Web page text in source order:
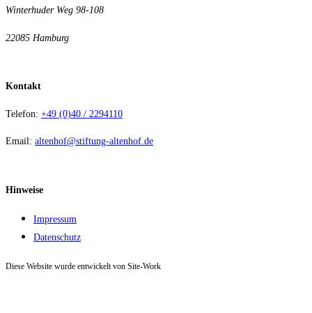
Winterhuder Weg 98-108
22085 Hamburg
Kontakt
Telefon: +49 (0)40 / 2294110
Email: altenhof@stiftung-altenhof.de
Hinweise
Impressum
Datenschutz
Diese Website wurde entwickelt von Site-Work